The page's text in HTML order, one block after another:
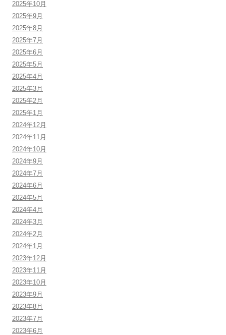
2025年10月
2025年9月
2025年8月
2025年7月
2025年6月
2025年5月
2025年4月
2025年3月
2025年2月
2025年1月
2024年12月
2024年11月
2024年10月
2024年9月
2024年7月
2024年6月
2024年5月
2024年4月
2024年3月
2024年2月
2024年1月
2023年12月
2023年11月
2023年10月
2023年9月
2023年8月
2023年7月
2023年6月